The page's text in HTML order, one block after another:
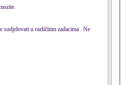
sudjelovati u različitim zadacima . Ne